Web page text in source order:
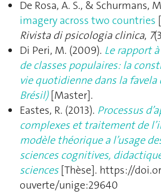
De Rosa, A. S., & Schurmans,
imagery across two countries
Rivista di psicologia clinica, 7
Di Peri, M. (2009). Le rapport
de classes populaires: la
vie quotidienne dans la favela
Brésil)[Master].
Eastes, R. (2013). Processus
complexes et traitement de
modèle théorique a l’usage
sciences cognitives,
sciences[Thèse]. https://
ouverte/unige:29640